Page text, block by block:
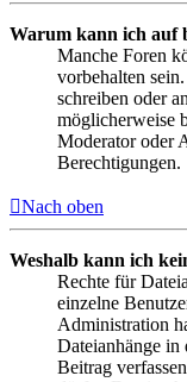
Warum kann ich auf
Manche Foren
vorbehalten
schreiben oder
möglicherweise
Moderator oder
Berechtigungen.
Nach oben
Weshalb kann ich
Rechte für
einzelne
Administration
Dateianhänge in
Beitrag